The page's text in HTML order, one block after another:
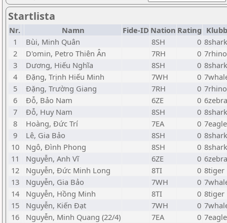
Startlista
Nr. Namn Fide-ID Nation Rating Klubb
1
Bùi, Minh Quân 8SH 0 8shark
2
D'omin, Petro Thiên Ân 7RH 0 7rhino
3
Dương, Hiếu Nghĩa 8SH 0 8shark
4
Đặng, Trịnh Hiếu Minh 7WH 0
5
Đặng, Trường Giang 7RH 0 7rhino
6
Đỗ, Bảo Nam 6ZE 0 6zebra
7
Đỗ, Huy Nam 8SH 0 8shark
8
Hoàng, Đức Trí 7EA 0 7eagle
9
Lê, Gia Bảo 8SH 0 8shark
10
Ngô, Đình Phong 8SH 0 8shark
11
Nguyễn, Anh Vĩ 6ZE 0 6zebra
12
Nguyễn, Đức Minh Long 8TI 0 8tiger
13
Nguyễn, Gia Bảo 7WH 0
14
Nguyễn, Hồng Minh 8TI 0 8tiger
15
Nguyễn, Kiến Đạt 7WH 0
16
Nguyễn, Minh Quang (22/4) 7EA 0 7eagle